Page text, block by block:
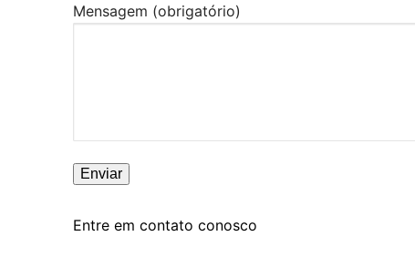
Mensagem (obrigatório)
Entre em contato conosco